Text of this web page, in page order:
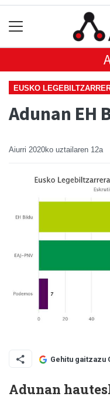
EUSKO
Adunan EH
Aiurri 2020ko uztailaren 12a
Gehitu gaitzazu
Adunan